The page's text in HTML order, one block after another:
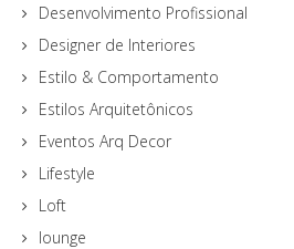
Desenvolvimento Profissional
Designer de Interiores
Estilo & Comportamento
Estilos Arquitetônicos
Eventos Arq Decor
Lifestyle
Loft
lounge